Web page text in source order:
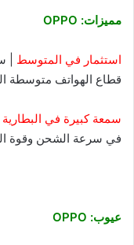
مميزات: OPPO
استثمار في المتوسط |
قطاع الهواتف متوسطة
سمعة كبيرة في
في سرعة الشحن وقوة
عيوب: OPPO